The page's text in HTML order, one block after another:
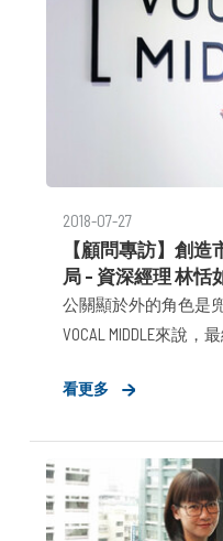
2018-07-27
【顧問專訪】創
局 – 資深經理 林恬
公關顯於外的角色是
VOCAL MIDDLE來說
MIDDLE於中意欲扮演
看更多